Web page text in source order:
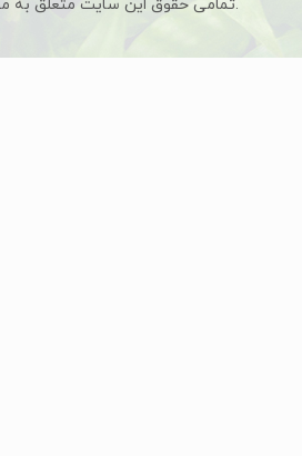
تمامی حقوق این سایت متعلق به مجموعه آرین پلنت می باشد.